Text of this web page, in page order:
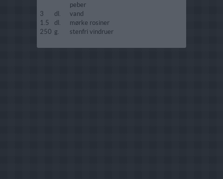
peber
3
dl.
vand
1.5
dl.
mørke rosiner
250 g. stenfri vindruer